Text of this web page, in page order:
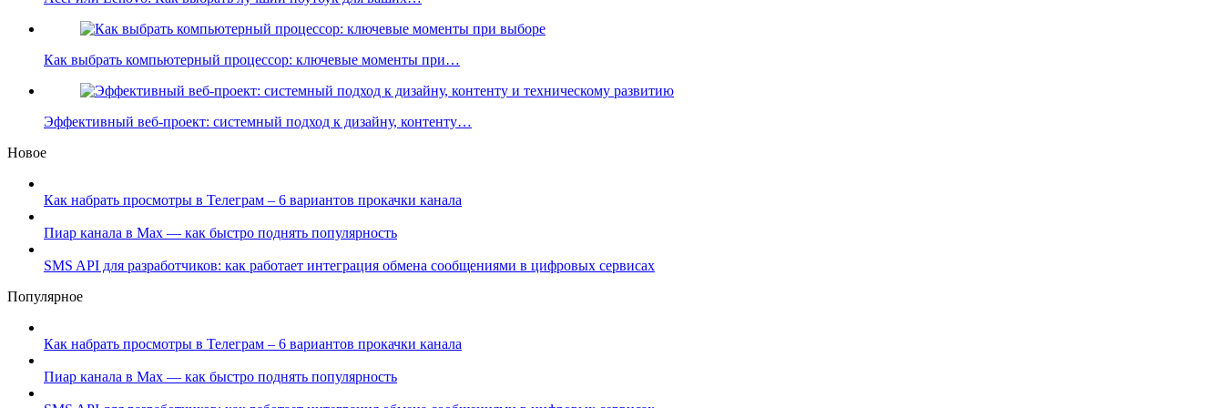
Как выбрать компьютерный процессор: ключевые моменты при…
Эффективный веб-проект: системный подход к дизайну, контенту…
Новое
Как набрать просмотры в Телеграм – 6 вариантов прокачки канала
Пиар канала в Max — как быстро поднять популярность
SMS API для разработчиков: как работает интеграция обмена сообщениями в цифровых сервисах
Популярное
Как набрать просмотры в Телеграм – 6 вариантов прокачки канала
Пиар канала в Max — как быстро поднять популярность